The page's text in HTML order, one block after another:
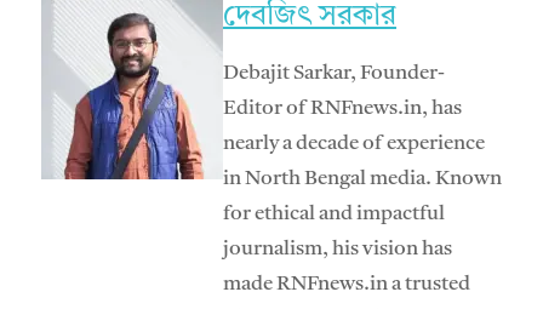
দেবজিৎ সরকার
Debajit Sarkar, Founder-
Editor of RNFnews.in, has
nearly a decade of experience
in North Bengal media. Known
for ethical and impactful
journalism, his vision has
made RNFnews.in a trusted